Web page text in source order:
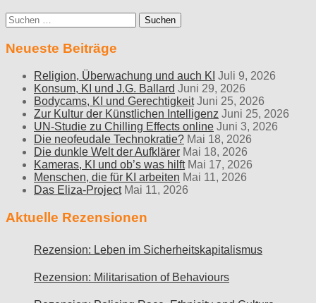
Suche
nach:
Neueste Beiträge
Religion, Überwachung und auch KI Juli 9, 2026
Konsum, KI und J.G. Ballard Juni 29, 2026
Bodycams, KI und Gerechtigkeit Juni 25, 2026
Zur Kultur der Künstlichen Intelligenz Juni 25, 2026
UN-Studie zu Chilling Effects online Juni 3, 2026
Die neofeudale Technokratie? Mai 18, 2026
Die dunkle Welt der Aufklärer Mai 18, 2026
Kameras, KI und ob’s was hilft Mai 17, 2026
Menschen, die für KI arbeiten Mai 11, 2026
Das Eliza-Project Mai 11, 2026
Aktuelle Rezensionen
Rezension: Leben im Sicherheitskapitalismus
Rezension: Militarisation of Behaviours